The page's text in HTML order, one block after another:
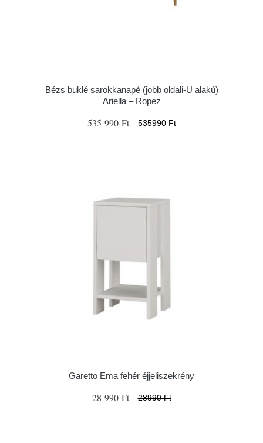
Bézs buklé sarokkanapé (jobb oldali-U alakú)
Ariella – Ropez
535 990 Ft 535990 Ft
Garetto Ema fehér éjjeliszekrény
28 990 Ft 28990 Ft